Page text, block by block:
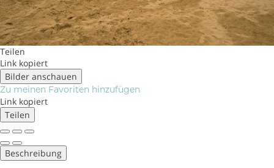
Teilen
Link kopiert
Bilder anschauen
Zu meinen Favoriten hinzufügen
Link kopiert
Teilen
Beschreibung